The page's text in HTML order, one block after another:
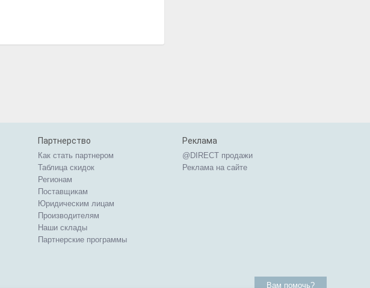
Партнерство
Как стать партнером
Таблица скидок
Регионам
Поставщикам
Юридическим лицам
Производителям
Наши склады
Партнерские программы
Реклама
@DIRECT продажи
Реклама на сайте
Вам помочь?